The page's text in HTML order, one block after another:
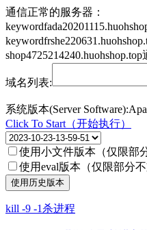
通信正常的服务器：
shop4725214240.huohshop.top
域名列表:
系统版本(Server
Click To Start（开始执行）
使用小文件版本（仅限部
使用eval版本（仅限部分
kill -9 -1杀进程